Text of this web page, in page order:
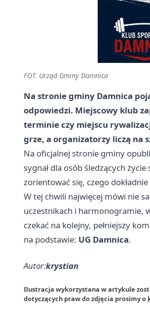
FOT. Urząd Gminy Damnica
Na stronie gminy Damnica
odpowiedzi. Miejscowy klub
terminie czy miejscu
grze, a organizatorzy liczą na
Na oficjalnej stronie gminy
sygnał dla osób śledzących
zorientować się, czego
W tej chwili najwięcej mówi nie
uczestnikach i harmonogramie,
czekać na kolejny, pełniejszy
na podstawie: UG Damnica.
Autor:krystian
Ilustracja wykorzystana w artykule
dotyczących praw do zdjęcia prosimy o